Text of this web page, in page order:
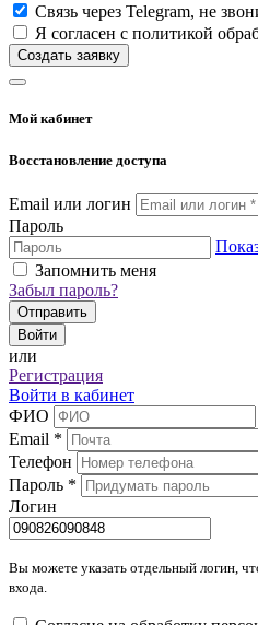
Cвязь через Telegram, не
Я согласен с политикой
Создать заявку
Мой кабинет
Восстановление доступа
Email или логин
Пароль
Запомнить меня
Забыл пароль?
Отправить
Войти
или
Регистрация
Войти в кабинет
ФИО
Email *
Телефон
Пароль *
Логин
Вы можете указать отдельный логин,
входа.